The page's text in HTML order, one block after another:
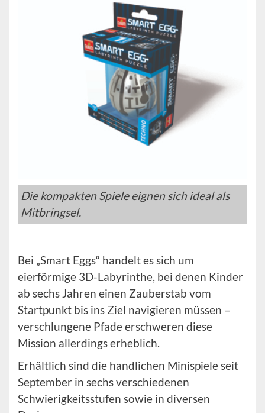
Die kompakten Spiele eignen sich ideal als
Mitbringsel.
Bei „Smart Eggs“ handelt es sich um
eierförmige 3D-Labyrinthe, bei denen Kinder
ab sechs Jahren einen Zauberstab vom
Startpunkt bis ins Ziel navigieren müssen –
verschlungene Pfade erschweren diese
Mission allerdings erheblich.
Erhältlich sind die handlichen Minispiele seit
September in sechs verschiedenen
Schwierigkeitsstufen sowie in diversen